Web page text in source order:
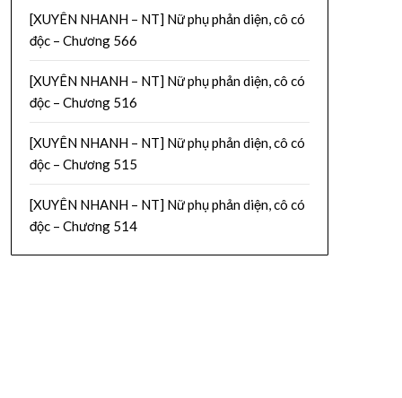
[XUYÊN NHANH – NT] Nữ phụ phản diện, cô có
độc – Chương 566
[XUYÊN NHANH – NT] Nữ phụ phản diện, cô có
độc – Chương 516
[XUYÊN NHANH – NT] Nữ phụ phản diện, cô có
độc – Chương 515
[XUYÊN NHANH – NT] Nữ phụ phản diện, cô có
độc – Chương 514